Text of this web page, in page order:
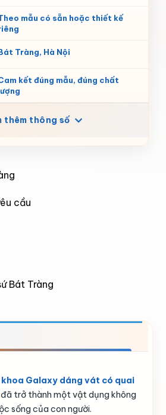
mẫu có sẵn hoặc thiết kế
Tràng, Hà Nội
kết đúng mẫu, đúng chất
thêm thông số
cầu
Bát Tràng
khoa Galaxy dáng vát có quai
đã trở thành một vật dụng không
sống của con người.